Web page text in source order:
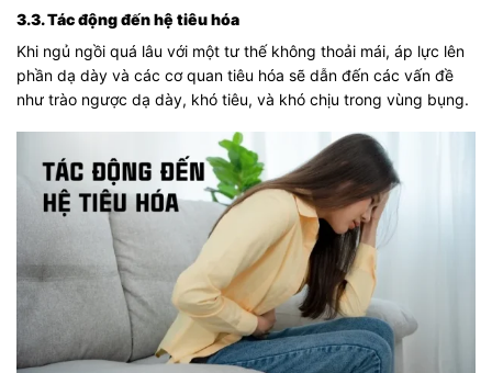
3.3. Tác động đến hệ tiêu hóa
Khi ngủ ngồi quá lâu với một tư thế không thoải mái, áp lực lên
phần dạ dày và các cơ quan tiêu hóa sẽ dẫn đến các vấn đề
như trào ngược dạ dày, khó tiêu, và khó chịu trong vùng bụng.